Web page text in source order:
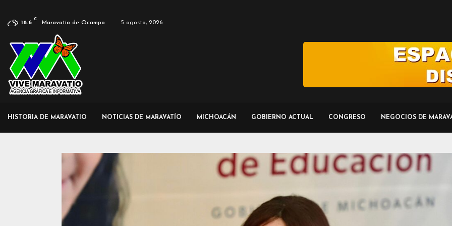
18.6
C
Maravatío de Ocampo 5 agosto, 2026
HISTORIA DE MARAVATIO NOTICIAS DE MARAVATÍO MICHOACÁN GOBIERNO ACTUAL CONGRESO NEGOCIOS DE